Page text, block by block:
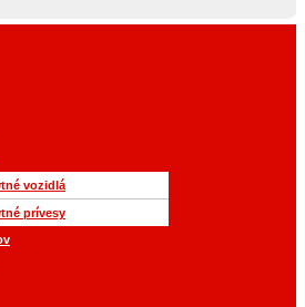
vozidlá
prívesy